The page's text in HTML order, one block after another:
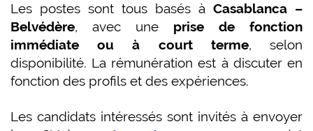
Les postes sont tous basés à Casablanca –
Belvédère, avec une prise de fonction
immédiate ou à court terme, selon
disponibilité. La rémunération est à discuter en
fonction des profils et des expériences.
Les candidats intéressés sont invités à envoyer